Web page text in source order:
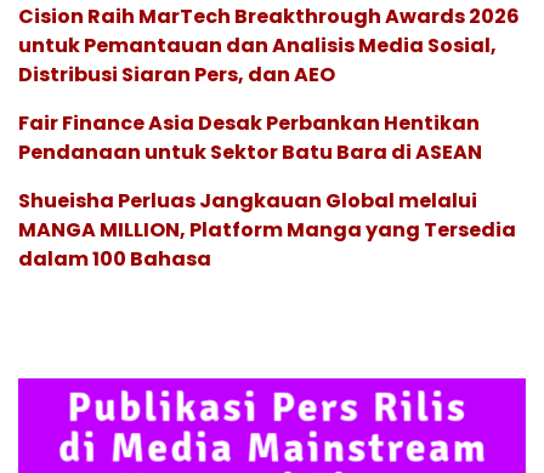
Cision Raih MarTech Breakthrough Awards 2026
untuk Pemantauan dan Analisis Media Sosial,
Distribusi Siaran Pers, dan AEO
Fair Finance Asia Desak Perbankan Hentikan
Pendanaan untuk Sektor Batu Bara di ASEAN
Shueisha Perluas Jangkauan Global melalui
MANGA MILLION, Platform Manga yang Tersedia
dalam 100 Bahasa